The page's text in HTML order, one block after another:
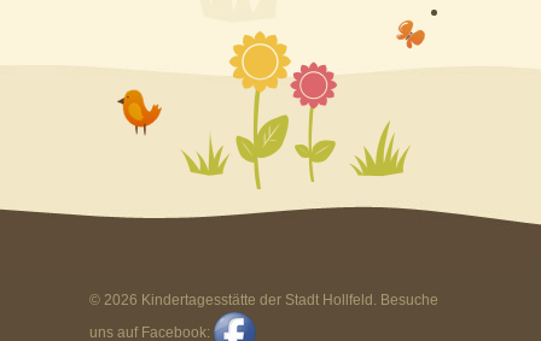
© 2026 Kindertagesstätte der Stadt Hollfeld. Besuche
uns auf Facebook: